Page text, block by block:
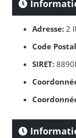
Adresse: 2
Code
SIRET: